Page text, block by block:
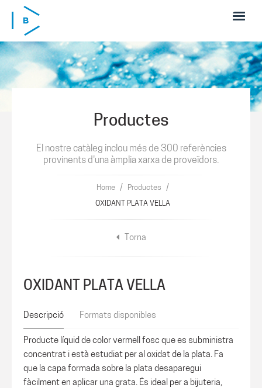
Skip to main content
Productes
El nostre catàleg inclou més de 300 referències
provinents d'una àmplia xarxa de proveïdors.
Home / Productes /
OXIDANT PLATA VELLA
Torna
OXIDANT PLATA VELLA
Descripció Formats disponibles
Producte líquid de color vermell fosc que es subministra
concentrat i està estudiat per al oxidat de la plata. Fa
que la capa formada sobre la plata desaparegui
fàcilment en aplicar una grata. És ideal per a bijuteria,